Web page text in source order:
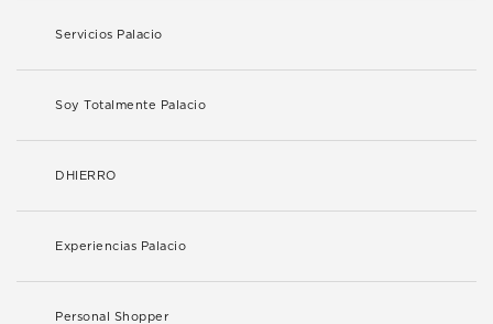
Servicios Palacio
Soy Totalmente Palacio
DHIERRO
Experiencias Palacio
Personal Shopper